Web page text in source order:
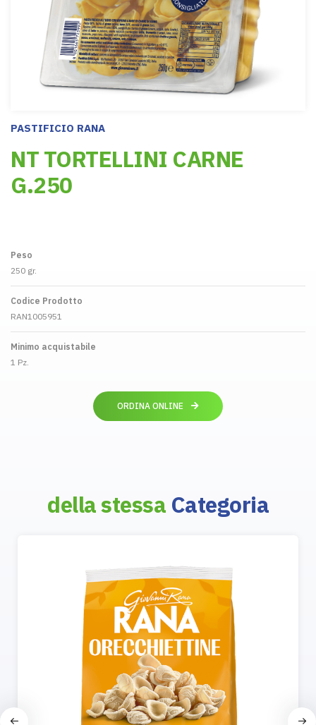
PASTIFICIO RANA
NT TORTELLINI CARNE
G.250
Peso
250 gr.
Codice Prodotto
RAN1005951
Minimo acquistabile
1 Pz.
ORDINA ONLINE
della stessa Categoria